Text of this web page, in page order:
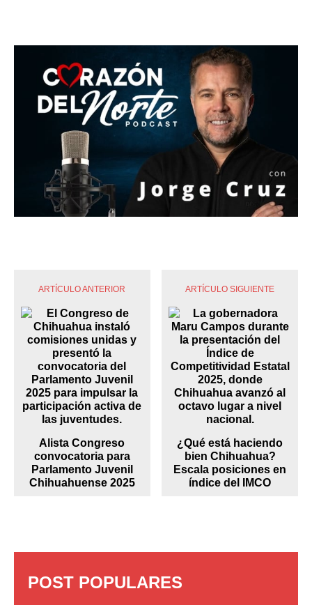
ARTÍCULO ANTERIOR
Alista Congreso
convocatoria para
Parlamento Juvenil
Chihuahuense 2025
ARTÍCULO SIGUIENTE
¿Qué está haciendo
bien Chihuahua?
Escala posiciones en
índice del IMCO
POST POPULARES